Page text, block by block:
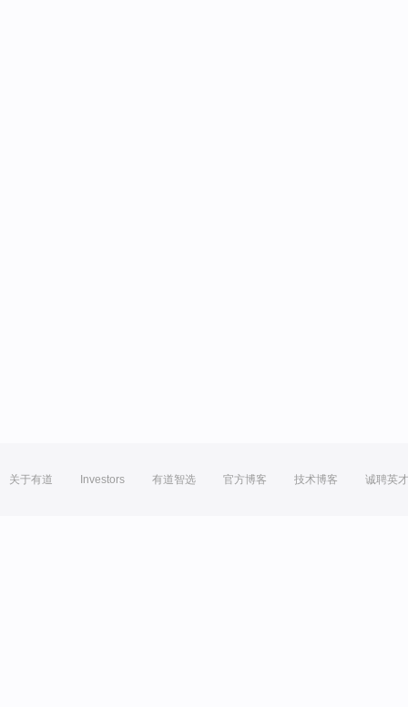
关于有道 Investors 有道智选 官方博客 技术博客 诚聘英才